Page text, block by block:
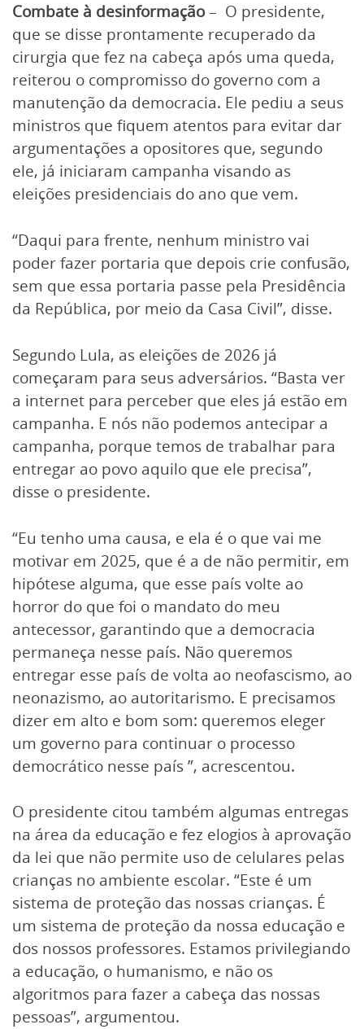
Combate à desinformação– O presidente,
que se disse prontamente recuperado da
cirurgia que fez na cabeça após uma queda,
reiterou o compromisso do governo com a
manutenção da democracia. Ele pediu a seus
ministros que fiquem atentos para evitar dar
argumentações a opositores que, segundo
ele, já iniciaram campanha visando as
eleições presidenciais do ano que vem.
“Daqui para frente, nenhum ministro vai
poder fazer portaria que depois crie confusão,
sem que essa portaria passe pela Presidência
da República, por meio da Casa Civil”, disse.
Segundo Lula, as eleições de 2026 já
começaram para seus adversários. “Basta ver
a internet para perceber que eles já estão em
campanha. E nós não podemos antecipar a
campanha, porque temos de trabalhar para
entregar ao povo aquilo que ele precisa”,
disse o presidente.
“Eu tenho uma causa, e ela é o que vai me
motivar em 2025, que é a de não permitir, em
hipótese alguma, que esse país volte ao
horror do que foi o mandato do meu
antecessor, garantindo que a democracia
permaneça nesse país. Não queremos
entregar esse país de volta ao neofascismo, ao
neonazismo, ao autoritarismo. E precisamos
dizer em alto e bom som: queremos eleger
um governo para continuar o processo
democrático nesse país ”, acrescentou.
O presidente citou também algumas entregas
na área da educação e fez elogios à aprovação
da lei que não permite uso de celulares pelas
crianças no ambiente escolar. “Este é um
sistema de proteção das nossas crianças. É
um sistema de proteção da nossa educação e
dos nossos professores. Estamos privilegiando
a educação, o humanismo, e não os
algoritmos para fazer a cabeça das nossas
pessoas”, argumentou.